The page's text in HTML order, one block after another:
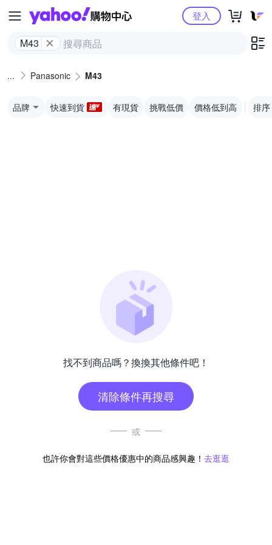
Yahoo購物中心
M43
登入
Panasonic M43
品牌 快速到貨 有現貨 挑戰低價 價格低到高 排序
找不到商品嗎？換換其他條件吧！
清除條件再搜尋
或
也許你會對這些價格優惠中的商品感興趣！ 去逛逛